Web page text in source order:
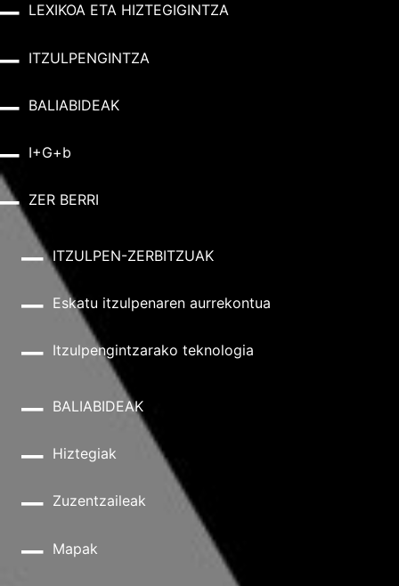
LEXIKOA ETA HIZTEGIGINTZA
ITZULPENGINTZA
BALIABIDEAK
I+G+b
ZER BERRI
ITZULPEN-ZERBITZUAK
Eskatu itzulpenaren aurrekontua
Itzulpengintzarako teknologia
BALIABIDEAK
Hiztegiak
Zuzentzaileak
Mapak